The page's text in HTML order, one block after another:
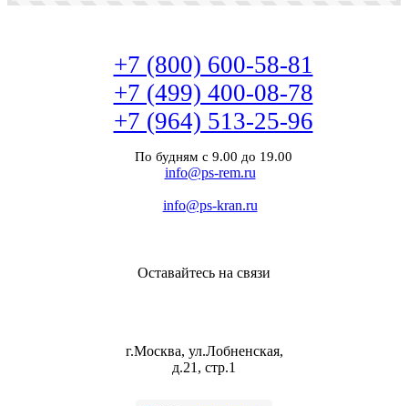
+7 (800) 600-58-81
+7 (499) 400-08-78
+7 (964) 513-25-96
По будням с 9.00 до 19.00
info@ps-rem.ru
info@ps-kran.ru
Оставайтесь на связи
г.Москва, ул.Лобненская,
д.21, стр.1